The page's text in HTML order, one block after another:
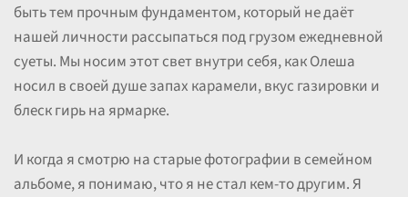
быть тем прочным фундаментом, который не даёт
нашей личности рассыпаться под грузом ежедневной
суеты. Мы носим этот свет внутри себя, как Олеша
носил в своей душе запах карамели, вкус газировки и
блеск гирь на ярмарке.
И когда я смотрю на старые фотографии в семейном
альбоме, я понимаю, что я не стал кем-то другим. Я